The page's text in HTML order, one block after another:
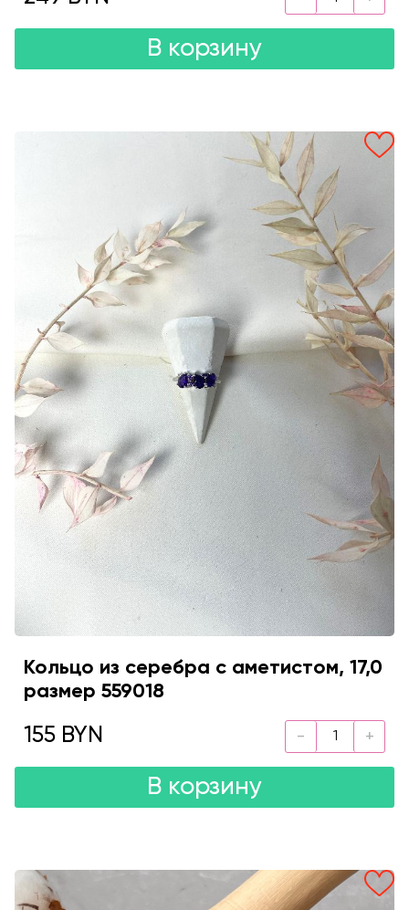
В корзину
Кольцо из серебра с аметистом, 17,0
размер 559018
155 BYN
В корзину